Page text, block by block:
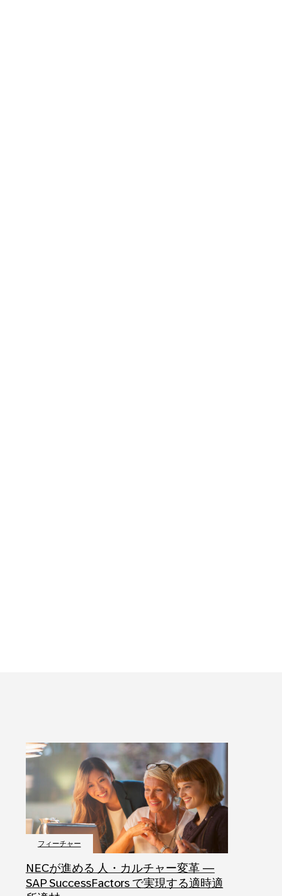
フィーチャー
NECが進める 人・カルチャー変革 ―
SAP SuccessFactors で実現する適時適